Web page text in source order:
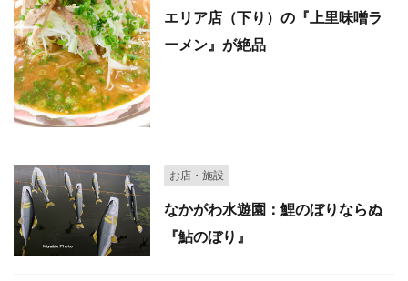
エリア店（下り）の『上里味噌ラ
ーメン』が絶品
お店・施設
なかがわ水遊園：鯉のぼりならぬ
『鮎のぼり』